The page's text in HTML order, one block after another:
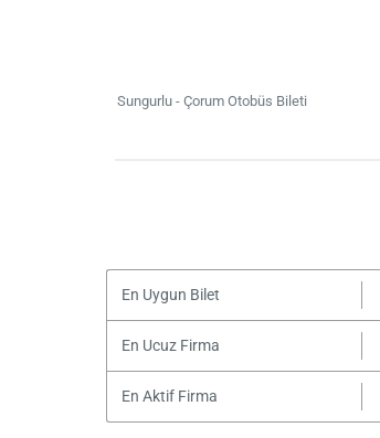
Sungurlu - Çorum Otobüs Bileti
En Uygun Bilet
En Ucuz Firma
En Aktif Firma